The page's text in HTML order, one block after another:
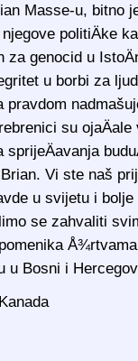
Masse-u, bitno
politiÄke
genocid u
u borbi za
su
sprijeÄavanja
Vi ste naš
u svijetu i
se zahvaliti
u Bosni i